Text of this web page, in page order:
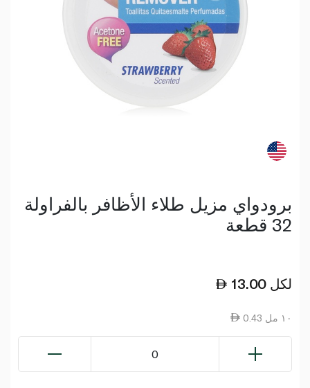
برودواي مزيل طلاء الأظافر بالفراولة
32 قطعة
13.00 لكل
0.43 ١٠ مل
0